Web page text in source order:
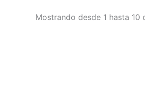
Mostrando desde 1 hasta